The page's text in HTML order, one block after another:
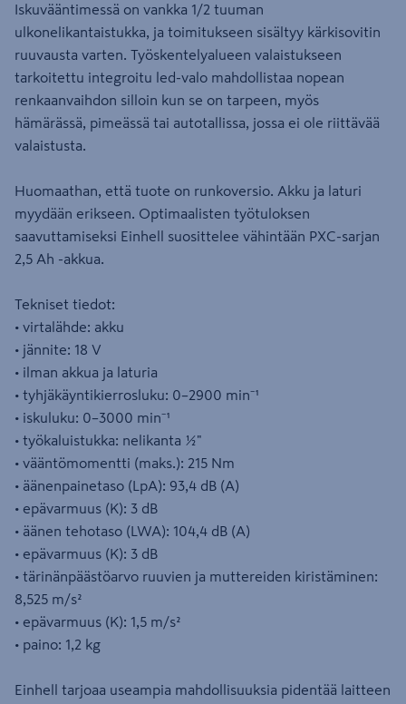
Iskuvääntimessä on vankka 1/2 tuuman
ulkonelikantaistukka, ja toimitukseen sisältyy kärkisovitin
ruuvausta varten. Työskentelyalueen valaistukseen
tarkoitettu integroitu led-valo mahdollistaa nopean
renkaanvaihdon silloin kun se on tarpeen, myös
hämärässä, pimeässä tai autotallissa, jossa ei ole riittävää
valaistusta.
Huomaathan, että tuote on runkoversio. Akku ja laturi
myydään erikseen. Optimaalisten työtuloksen
saavuttamiseksi Einhell suosittelee vähintään PXC-sarjan
2,5 Ah -akkua.
Tekniset tiedot:
• virtalähde: akku
• jännite: 18 V
• ilman akkua ja laturia
• tyhjäkäyntikierrosluku: 0–2900 min⁻¹
• iskuluku: 0–3000 min⁻¹
• työkaluistukka: nelikanta ½"
• vääntömomentti (maks.): 215 Nm
• äänenpainetaso (LpA): 93,4 dB (A)
• epävarmuus (K): 3 dB
• äänen tehotaso (LWA): 104,4 dB (A)
• epävarmuus (K): 3 dB
• tärinänpäästöarvo ruuvien ja muttereiden kiristäminen:
8,525 m/s²
• epävarmuus (K): 1,5 m/s²
• paino: 1,2 kg
Einhell tarjoaa useampia mahdollisuuksia pidentää laitteen